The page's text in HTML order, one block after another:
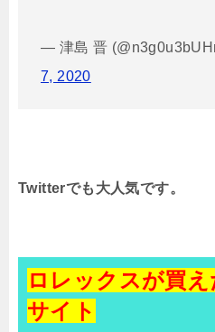
— 津島 晋
7, 2020
Twitterでも大人気です。
ロレックスが買
サイト